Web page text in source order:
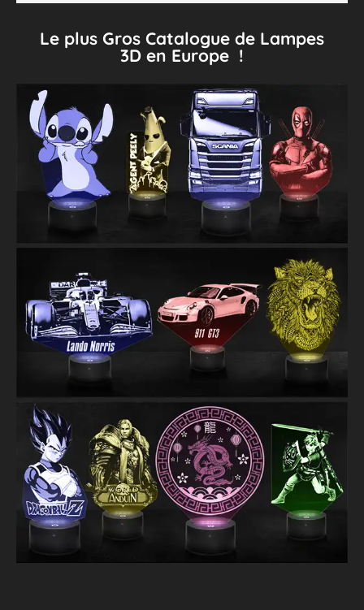
Le plus Gros Catalogue de Lampes
3D en Europe !